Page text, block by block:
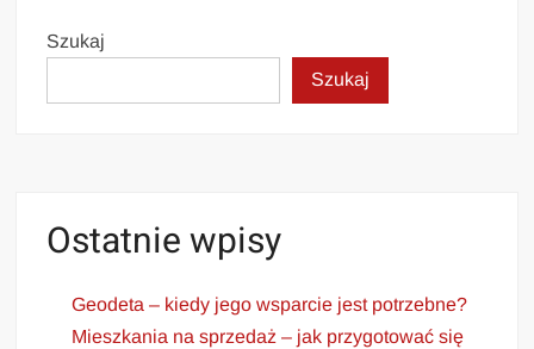
Szukaj
Szukaj
Ostatnie wpisy
Geodeta – kiedy jego wsparcie jest potrzebne?
Mieszkania na sprzedaż – jak przygotować się